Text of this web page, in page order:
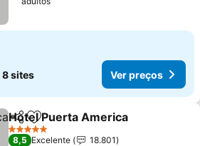
8 sites Ver preços
PartilharAdicionar aos favoritos
Hotel Puerta America
5 Estrelas
8,5 Excelente
18.801